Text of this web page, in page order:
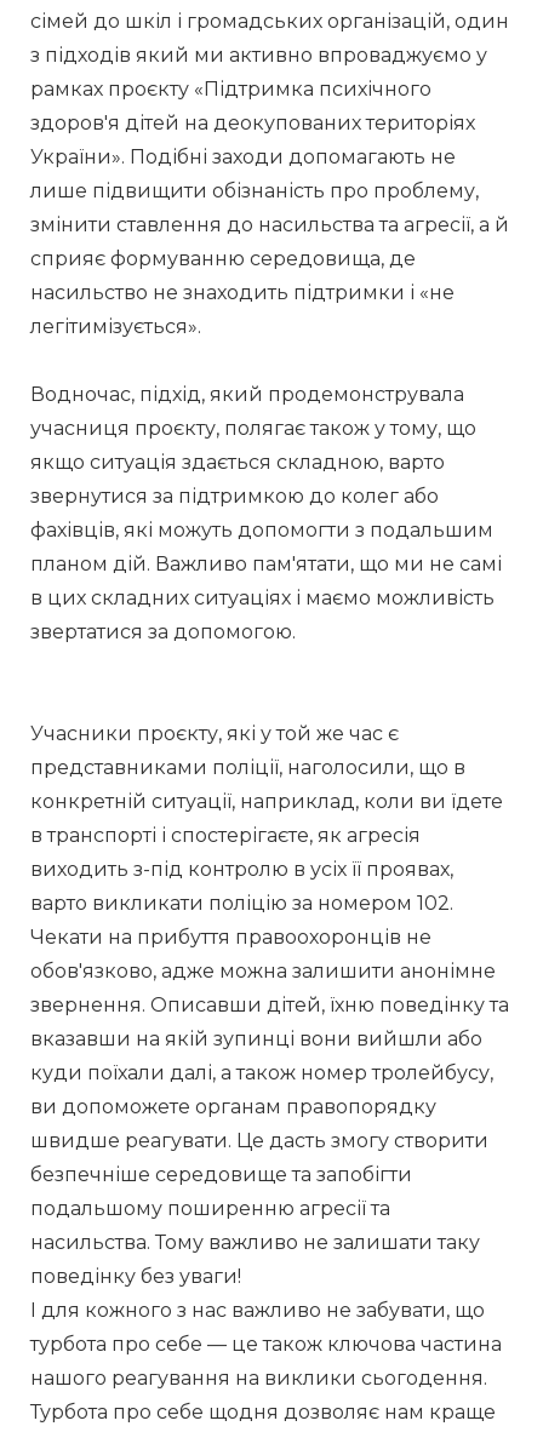
сімей до шкіл і громадських організацій, один
з підходів який ми активно впроваджуємо у
рамках проєкту «Підтримка психічного
здоров'я дітей на деокупованих територіях
України». Подібні заходи допомагають не
лише підвищити обізнаність про проблему,
змінити ставлення до насильства та агресії, а й
сприяє формуванню середовища, де
насильство не знаходить підтримки і «не
легітимізується».
Водночас, підхід, який продемонструвала
учасниця проєкту, полягає також у тому, що
якщо ситуація здається складною, варто
звернутися за підтримкою до колег або
фахівців, які можуть допомогти з подальшим
планом дій. Важливо пам'ятати, що ми не самі
в цих складних ситуаціях і маємо можливість
звертатися за допомогою.
Учасники проєкту, які у той же час є
представниками поліції, наголосили, що в
конкретній ситуації, наприклад, коли ви їдете
в транспорті і спостерігаєте, як агресія
виходить з-під контролю в усіх її проявах,
варто викликати поліцію за номером 102.
Чекати на прибуття правоохоронців не
обов'язково, адже можна залишити анонімне
звернення. Описавши дітей, їхню поведінку та
вказавши на якій зупинці вони вийшли або
куди поїхали далі, а також номер тролейбусу,
ви допоможете органам правопорядку
швидше реагувати. Це дасть змогу створити
безпечніше середовище та запобігти
подальшому поширенню агресії та
насильства. Тому важливо не залишати таку
поведінку без уваги!
І для кожного з нас важливо не забувати, що
турбота про себе — це також ключова частина
нашого реагування на виклики сьогодення.
Турбота про себе щодня дозволяє нам краще